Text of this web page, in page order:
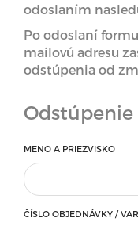
odoslaním
Po odoslaní
mailovú adresu
odstúpenia od
MENO A PRIEZVISKO
ČÍSLO OBJEDNÁVKY /